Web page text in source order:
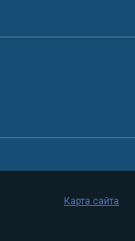
Карта сайта